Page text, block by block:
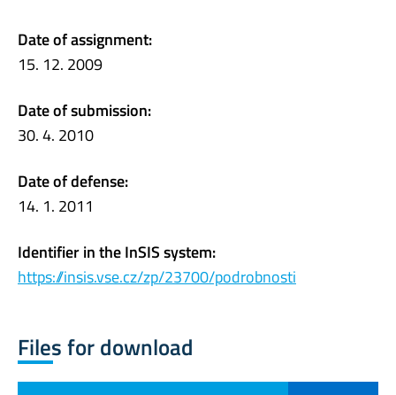
Date of assignment:
15. 12. 2009
Date of submission:
30. 4. 2010
Date of defense:
14. 1. 2011
Identifier in the InSIS system:
https://insis.vse.cz/zp/23700/podrobnosti
Files for download